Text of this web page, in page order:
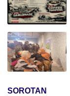
SOROTAN